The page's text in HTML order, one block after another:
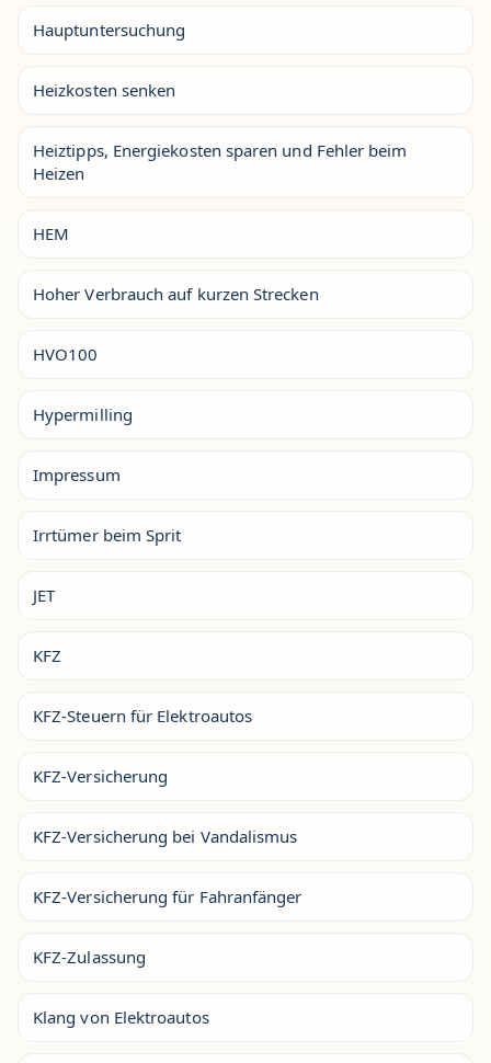
Hauptuntersuchung
Heizkosten senken
Heiztipps, Energiekosten sparen und Fehler beim
Heizen
HEM
Hoher Verbrauch auf kurzen Strecken
HVO100
Hypermilling
Impressum
Irrtümer beim Sprit
JET
KFZ
KFZ-Steuern für Elektroautos
KFZ-Versicherung
KFZ-Versicherung bei Vandalismus
KFZ-Versicherung für Fahranfänger
KFZ-Zulassung
Klang von Elektroautos